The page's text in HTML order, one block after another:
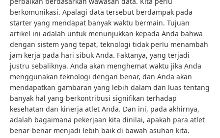
berkomunikasi. Apalagi data tersebut berdampak pada
starter yang mendapat banyak waktu bermain. Tujuan
artikel ini adalah untuk menunjukkan kepada Anda bahwa
dengan sistem yang tepat, teknologi tidak perlu menambah
jam kerja pada hari sibuk Anda. Faktanya, yang terjadi
justru sebaliknya. Anda akan menghemat waktu jika Anda
menggunakan teknologi dengan benar, dan Anda akan
mendapatkan gambaran yang lebih dalam dan luas tentang
banyak hal yang berkontribusi signifikan terhadap
kesehatan dan kinerja atlet Anda. Dan ini, pada akhirnya,
adalah bagaimana pekerjaan kita dinilai, apakah para atlet
benar-benar menjadi lebih baik di bawah asuhan kita.